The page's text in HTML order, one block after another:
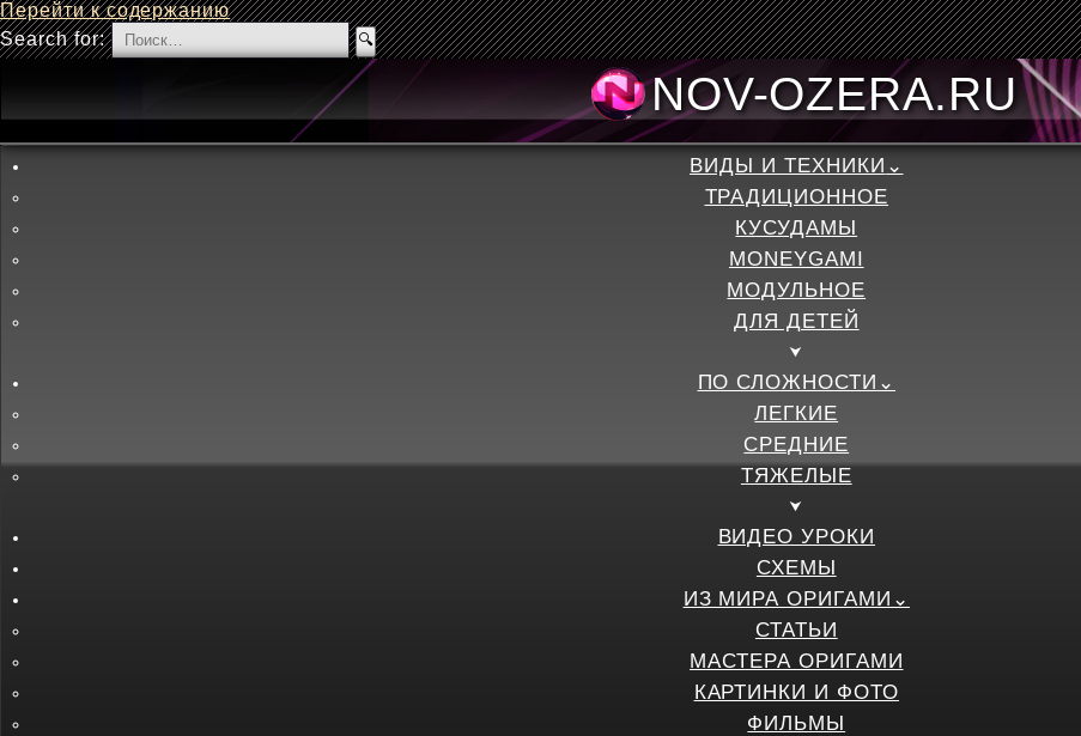
Перейти к содержанию
Search for:
NOV-OZERA.RU
ВИДЫ И ТЕХНИКИ
ТРАДИЦИОННОЕ
КУСУДАМЫ
MONEYGAMI
МОДУЛЬНОЕ
ДЛЯ ДЕТЕЙ
ПО СЛОЖНОСТИ
ЛЕГКИЕ
СРЕДНИЕ
ТЯЖЕЛЫЕ
ВИДЕО УРОКИ
СХЕМЫ
ИЗ МИРА ОРИГАМИ
СТАТЬИ
МАСТЕРА ОРИГАМИ
КАРТИНКИ И ФОТО
ФИЛЬМЫ